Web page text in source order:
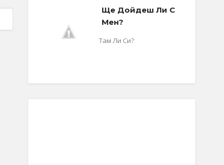
Ще Дойдеш Ли С
Мен?
Там Ли Си?